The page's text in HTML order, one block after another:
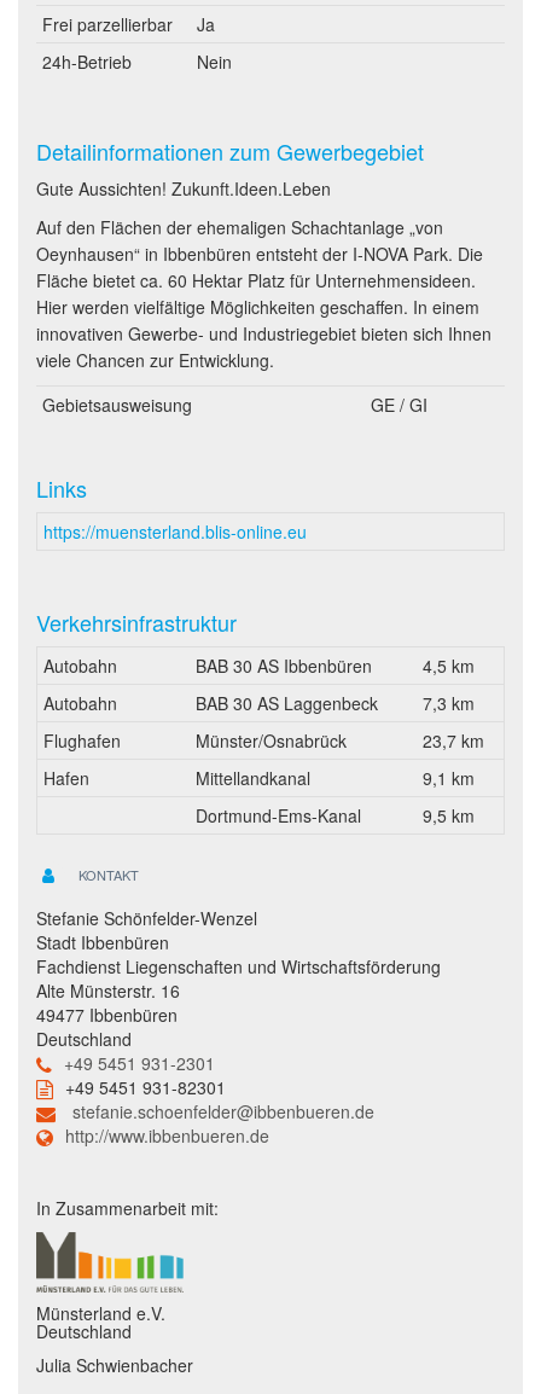
Frei parzellierbar
Ja
24h-Betrieb
Nein
Detailinformationen zum Gewerbegebiet
Gute Aussichten! Zukunft.Ideen.Leben
Auf den Flächen der ehemaligen Schachtanlage „von
Oeynhausen“ in Ibbenbüren entsteht der I-NOVA Park. Die
Fläche bietet ca. 60 Hektar Platz für Unternehmensideen.
Hier werden vielfältige Möglichkeiten geschaffen. In einem
innovativen Gewerbe- und Industriegebiet bieten sich Ihnen
viele Chancen zur Entwicklung.
Gebietsausweisung
GE / GI
Links
https://muensterland.blis-online.eu
Verkehrsinfrastruktur
Autobahn BAB 30 AS Ibbenbüren
4,5 km
Autobahn
BAB 30 AS Laggenbeck
7,3 km
Flughafen
Münster/Osnabrück
23,7 km
Hafen
Mittellandkanal
9,1 km
Dortmund-Ems-Kanal
9,5 km
KONTAKT
Stefanie Schönfelder-Wenzel
Stadt Ibbenbüren
Fachdienst Liegenschaften und Wirtschaftsförderung
Alte Münsterstr. 16
49477 Ibbenbüren
Deutschland
+49 5451 931-2301
+49 5451 931-82301
stefanie.schoenfelder@ibbenbueren.de
http://www.ibbenbueren.de
In Zusammenarbeit mit:
Münsterland e.V.
Deutschland
Julia Schwienbacher